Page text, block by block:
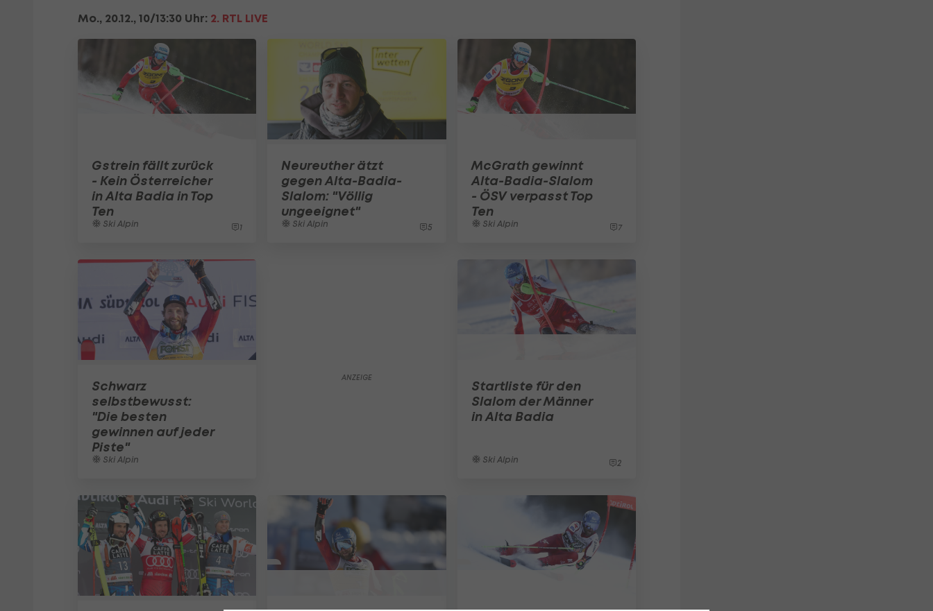
Mo., 20.12., 10/13:30 Uhr: 2. RTL LIVE
Gstrein fällt zurück
- Kein Österreicher
in Alta Badia in Top
Ten
Ski Alpin 1
Neureuther ätzt
gegen Alta-Badia-
Slalom: "Völlig
ungeeignet"
Ski Alpin 5
McGrath gewinnt
Alta-Badia-Slalom
- ÖSV verpasst Top
Ten
Ski Alpin 7
Schwarz
selbstbewusst:
"Die besten
gewinnen auf jeder
Piste"
Ski Alpin
Startliste für den
Slalom der Männer
in Alta Badia
Ski Alpin 2